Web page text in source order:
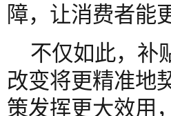
障，让消费者能
不仅如此，补
改变将更精准地
策发挥更大效用